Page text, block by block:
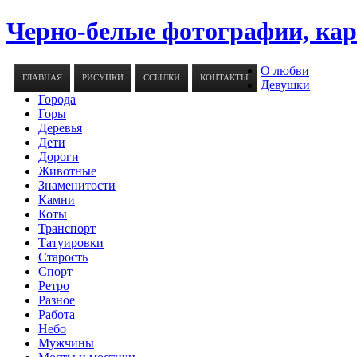
Черно-белые фотографии,
ГЛАВНАЯ РИСУНКИ ССЫЛКИ КОНТАКТЫ
О любви
Девушки
Города
Горы
Деревья
Дети
Дороги
Животные
Знаменитости
Камни
Коты
Транспорт
Татуировки
Старость
Спорт
Ретро
Разное
Работа
Небо
Мужчины